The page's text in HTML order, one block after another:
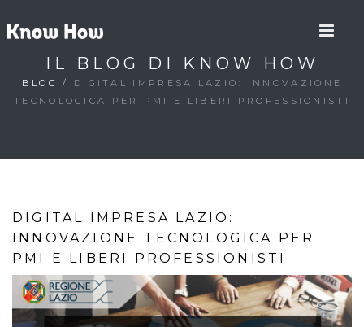
IL BLOG DI KNOW HOW
BLOG / DIGITAL IMPRESA LAZIO: INNOVAZIONE
TECNOLOGICA PER PMI E LIBERI PROFESSIONISTI
DIGITAL IMPRESA LAZIO:
INNOVAZIONE TECNOLOGICA PER
PMI E LIBERI PROFESSIONISTI